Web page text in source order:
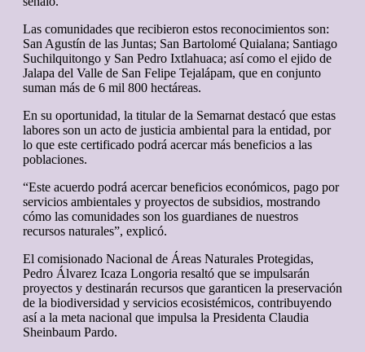
Las comunidades que recibieron estos reconocimientos son:
San Agustín de las Juntas; San Bartolomé Quialana; Santiago
Suchilquitongo y San Pedro Ixtlahuaca; así como el ejido de
Jalapa del Valle de San Felipe Tejalápam, que en conjunto
suman más de 6 mil 800 hectáreas.
En su oportunidad, la titular de la Semarnat destacó que estas
labores son un acto de justicia ambiental para la entidad, por
lo que este certificado podrá acercar más beneficios a las
poblaciones.
“Este acuerdo podrá acercar beneficios económicos, pago por
servicios ambientales y proyectos de subsidios, mostrando
cómo las comunidades son los guardianes de nuestros
recursos naturales”, explicó.
El comisionado Nacional de Áreas Naturales Protegidas,
Pedro Álvarez Icaza Longoria resaltó que se impulsarán
proyectos y destinarán recursos que garanticen la preservación
de la biodiversidad y servicios ecosistémicos, contribuyendo
así a la meta nacional que impulsa la Presidenta Claudia
Sheinbaum Pardo.